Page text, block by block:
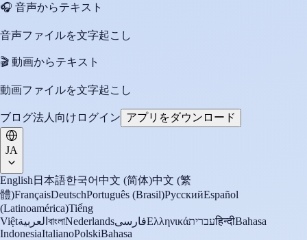
🎧 音声からテキスト
音声ファイルを文字起こし
🎬 動画からテキスト
動画ファイルを文字起こし
ブログ法人向け ログイン アプリをダウンロード
JA
English 日本語한국어 中文 (简体)中文 (繁
體)FrançaisDeutschPortuguês (Brasil)РусскийEspañol
(Latinoamérica)Tiếng
Việtالعربية বাংলাNederlandsفارسیΕλληνικάעבריתहिन्दीBahasa
IndonesiaItalianoPolskiBahasa